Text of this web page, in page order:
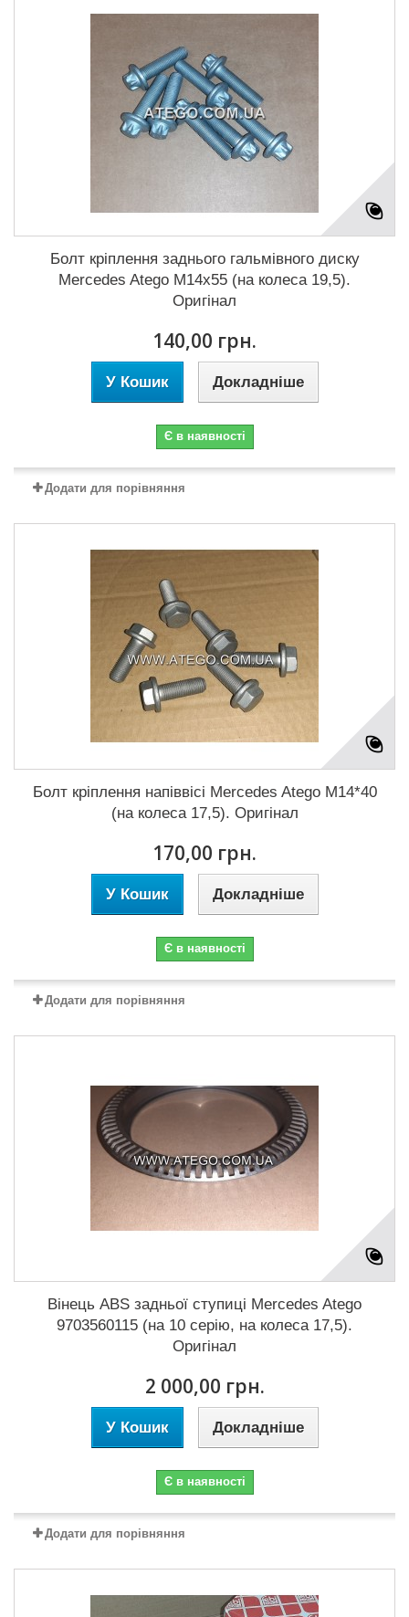
Болт кріплення заднього гальмівного диску
Mercedes Atego M14x55 (на колеса 19,5).
Оригінал
140,00 грн.
У Кошик Докладніше
Є в наявності
Додати для порівняння
Болт кріплення напіввісі Mercedes Atego M14*40
(на колеса 17,5). Оригінал
170,00 грн.
У Кошик Докладніше
Є в наявності
Додати для порівняння
Вінець ABS задньої ступиці Mercedes Atego
9703560115 (на 10 серію, на колеса 17,5).
Оригінал
2 000,00 грн.
У Кошик Докладніше
Є в наявності
Додати для порівняння